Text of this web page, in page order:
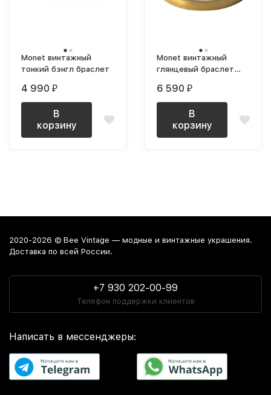
Monet винтажный
тонкий бэнгл браслет
4 990 ₽
В
корзину
Monet винтажный
глянцевый браслет
6 590 ₽
В
корзину
2020-2026 © Bee Vintage — модные и винтажные украшения.
Доставка по всей России.
+7 930 202-00-99
Телефон поддержки клиентов
Написать в мессенджеры: